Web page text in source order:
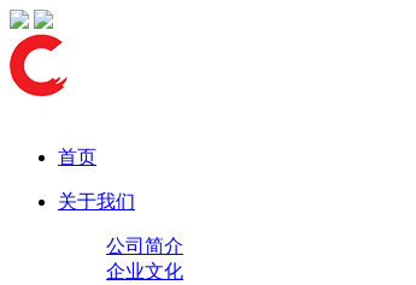
首页
关于我们
公司简介
企业文化